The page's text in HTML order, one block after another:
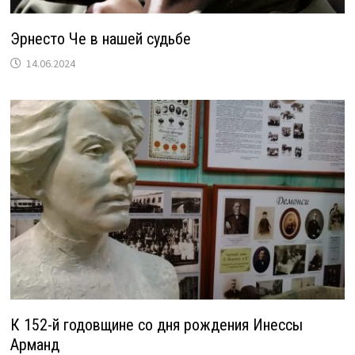
Эрнесто Че в нашей судьбе
14.06.2024
К 152-й годовщине со дня рождения Инессы
Арманд